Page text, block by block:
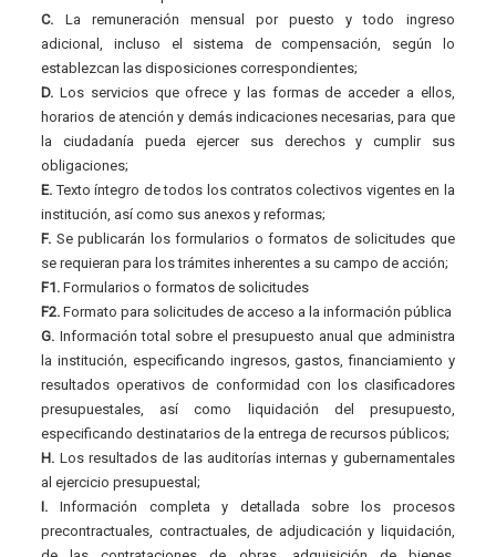
C. La remuneración mensual por puesto y todo ingreso
adicional, incluso el sistema de compensación, según lo
establezcan las disposiciones correspondientes;
D. Los servicios que ofrece y las formas de acceder a ellos,
horarios de atención y demás indicaciones necesarias, para que
la ciudadanía pueda ejercer sus derechos y cumplir sus
obligaciones;
E. Texto íntegro de todos los contratos colectivos vigentes en la
institución, así como sus anexos y reformas;
F. Se publicarán los formularios o formatos de solicitudes que
se requieran para los trámites inherentes a su campo de acción;
F1. Formularios o formatos de solicitudes
F2. Formato para solicitudes de acceso a la información pública
G. Información total sobre el presupuesto anual que administra
la institución, especificando ingresos, gastos, financiamiento y
resultados operativos de conformidad con los clasificadores
presupuestales, así como liquidación del presupuesto,
especificando destinatarios de la entrega de recursos públicos;
H. Los resultados de las auditorías internas y gubernamentales
al ejercicio presupuestal;
I. Información completa y detallada sobre los procesos
precontractuales, contractuales, de adjudicación y liquidación,